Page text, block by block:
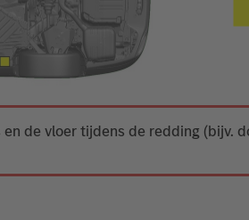
de vloer tijdens de redding (bijv.